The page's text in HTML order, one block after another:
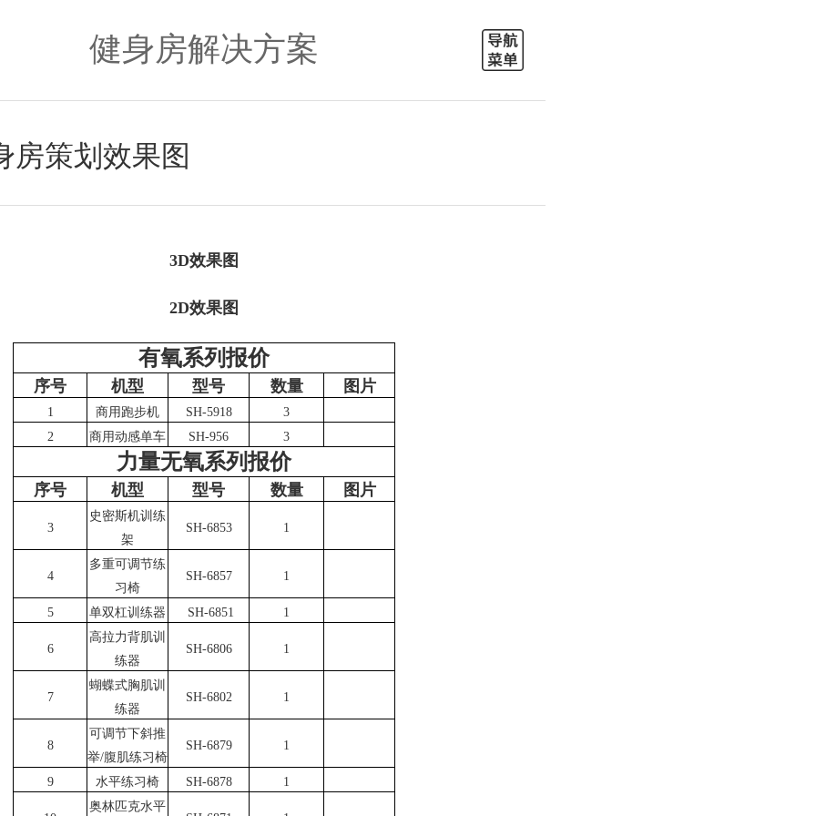
健身房解决方案
房策划效果图
3D效果图
2D效果图
有氧系列报价
序号 机型 型号 数量 图片
1 商用跑步机 SH-5918
3
2
商用动感单车 SH-956 3
力量无氧系列报价
序号 机型 型号 数量 图片
3
史密斯机训练
架
SH-6853 1
4
多重可调节练
习椅
SH-6857 1
5 单双杠训练器 SH-6851 1
6
高拉力背肌训
练器
SH-6806 1
7
蝴蝶式胸肌训
练器
SH-6802 1
8
可调节下斜推
举/腹肌练习椅
SH-6879 1
9 水平练习椅 SH-6878 1
奥林匹克水平